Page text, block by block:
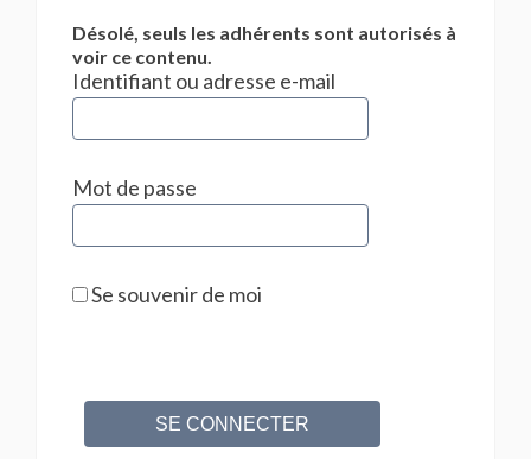
Désolé, seuls les adhérents sont autorisés à
voir ce contenu.
Identifiant ou adresse e-mail
Mot de passe
Se souvenir de moi